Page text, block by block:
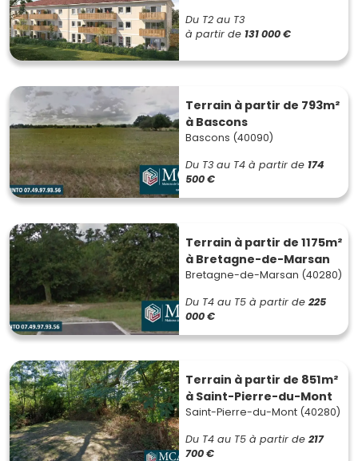
Du T2 au T3
à partir de 131 000 €
Terrain à partir de 793m²
à Bascons
Bascons (40090)
Du T3 au T4 à partir de 174
500 €
Terrain à partir de 1175m²
à Bretagne-de-Marsan
Bretagne-de-Marsan (40280)
Du T4 au T5 à partir de 225
000 €
Terrain à partir de 851m²
à Saint-Pierre-du-Mont
Saint-Pierre-du-Mont (40280)
Du T4 au T5 à partir de 217
700 €